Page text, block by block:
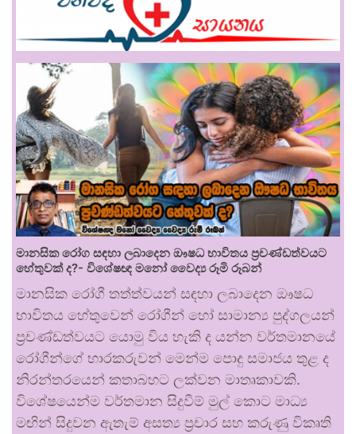
මානසික රෝග සඳහා ලබාදෙන ඖෂධ භාවිතය ප්‍රචණ්ඩත්වයට
හේතුවක් ද?- විශේෂඥ මනෝ වෛද්‍ය රූමි රූබන්
මානසික රෝගී තත්ත්වයන් සඳහා ලබාදෙන ඖෂධ
භාවිතය හේතුවෙන් රෝගීන් හෝ සාමාන්‍ය පුද්ගලයන්
ප්‍රචණ්ඩත්වයට යොමු විය හැකි ද යන්න වර්තමානයේ
රෝගීන්ගේ භාරකරුවන් මෙන්ම පොදු සමාජය තුළ ද
නිරන්තරයෙන් කතාබහට ලක්වන මාතෘකාවකි.
විශේෂයෙන්ම වර්තමාන සිදුවීම් මුල් කොට මාධ්‍ය
මඟින් සිදුවන ඇතැම් අසත්‍ය ප්‍රචාර සහ කරුණු විකෘති